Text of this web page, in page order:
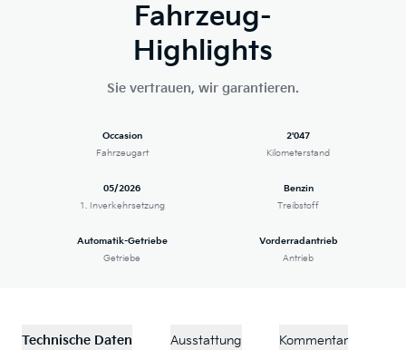
Fahrzeug-
Highlights
Sie vertrauen, wir garantieren.
Occasion
Fahrzeugart
2'047
Kilometerstand
05/2026
1. Inverkehrsetzung
Benzin
Treibstoff
Automatik-Getriebe
Getriebe
Vorderradantrieb
Antrieb
Technische Daten Ausstattung Kommentar